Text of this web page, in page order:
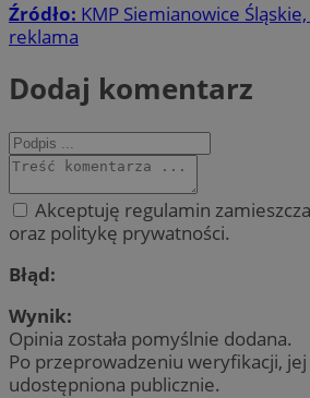
Źródło: KMP Siemianowice
reklama
Dodaj komentarz
Akceptuję regulamin
oraz politykę prywatności.
Błąd:
Wynik:
Opinia została pomyślnie dodana.
Po przeprowadzeniu weryfikacji,
udostępniona publicznie.